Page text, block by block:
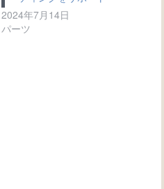
2024年7月14日
パーツ